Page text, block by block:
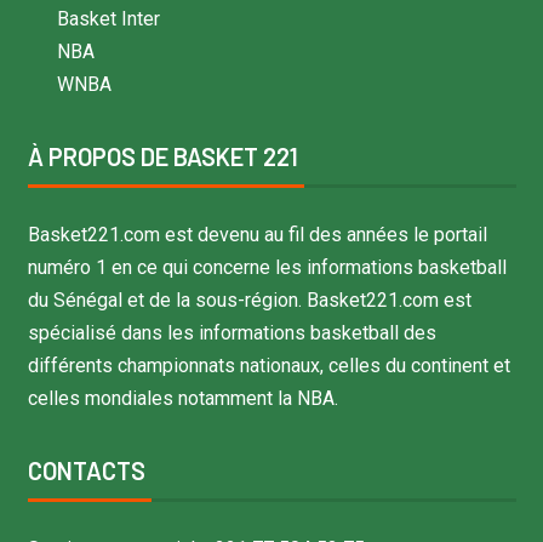
Basket Inter
NBA
WNBA
À PROPOS DE BASKET 221
Basket221.com est devenu au fil des années le portail
numéro 1 en ce qui concerne les informations basketball
du Sénégal et de la sous-région. Basket221.com est
spécialisé dans les informations basketball des
différents championnats nationaux, celles du continent et
celles mondiales notamment la NBA.
CONTACTS